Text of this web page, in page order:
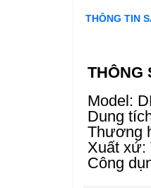
THÔNG TIN
THÔNG
Model:
Dung
Thương
Xuất xứ:
Công